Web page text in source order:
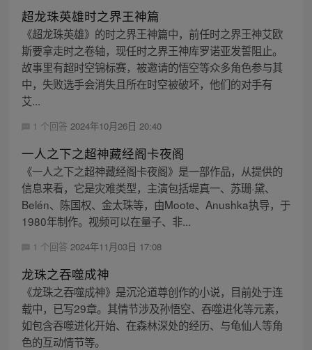
超龙珠英雄时之界王神篇
《超龙珠英雄》的时之界王神篇中，前任时之界王神艾欧
斯要拿走时之卷轴，现任时之界王神库罗诺亚发誓阻止。
故事里有超时空锦标赛，被邀请的悟空等众多角色参与其
中，失败选手会消失且所在时空被破坏，他们的对手有
艾...
1 个回答 2024年10月26日 20:40
一人之下之超神藏经阁卡夜阁
《一人之下之超神藏经阁卡夜阁》是一部作品，从提供的
信息来看，它是灾难类型，主演包括堤真一、苏珊·黛、
Belén、陈国权、金太珠等，由Moote、Anushka执导，于
1980年制作。视频可以在量子、非...
1 个回答 2024年11月03日 17:08
龙珠之吞噬成神
《龙珠之吞噬成神》是沉沦道尊创作的小说，目前处于连
载中，已写29章。其情节涉及孙悟空、吞噬进化等元素，
如包含吞噬进化开始、在森林深处的经历、与龟仙人等角
色的互动情节等。